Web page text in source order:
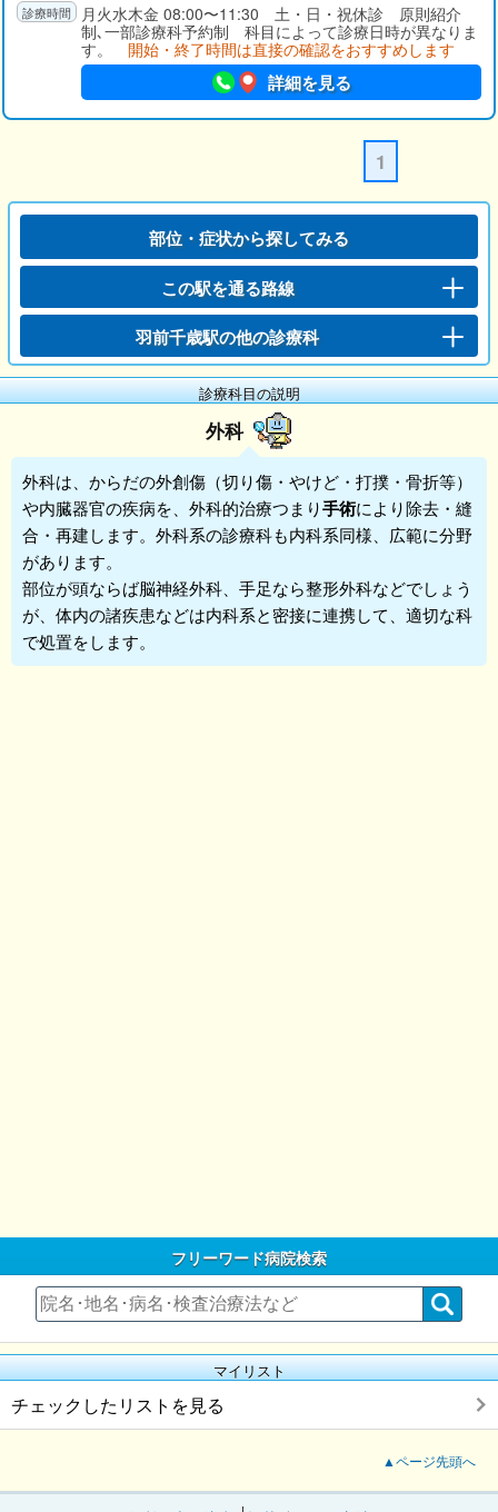
月火水木金 08:00〜11:30 土・日・祝休診 原則紹介
制､一部診療科予約制 科目によって診療日時が異なりま
す。 開始・終了時間は直接の確認をおすすめします
詳細を見る
1
部位・症状から探してみる
この駅を通る路線
羽前千歳駅の他の診療科
診療科目の説明
外科
外科は、からだの外創傷（切り傷・やけど・打撲・骨折等）
や内臓器官の疾病を、外科的治療つまり手術により除去・縫
合・再建します。外科系の診療科も内科系同様、広範に分野
があります。
部位が頭ならば脳神経外科、手足なら整形外科などでしょう
が、体内の諸疾患などは内科系と密接に連携して、適切な科
で処置をします。
フリーワード病院検索
マイリスト
チェックしたリストを見る
▲ページ先頭へ